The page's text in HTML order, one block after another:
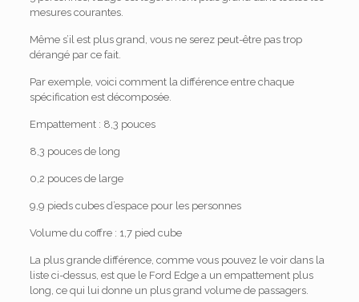
mesures courantes.
Même s’il est plus grand, vous ne serez peut-être pas trop
dérangé par ce fait.
Par exemple, voici comment la différence entre chaque
spécification est décomposée.
Empattement : 8,3 pouces
8,3 pouces de long
0,2 pouces de large
9,9 pieds cubes d’espace pour les personnes
Volume du coffre : 1,7 pied cube
La plus grande différence, comme vous pouvez le voir dans la
liste ci-dessus, est que le Ford Edge a un empattement plus
long, ce qui lui donne un plus grand volume de passagers.